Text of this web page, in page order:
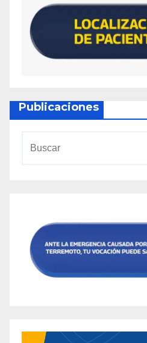
Publicaciones